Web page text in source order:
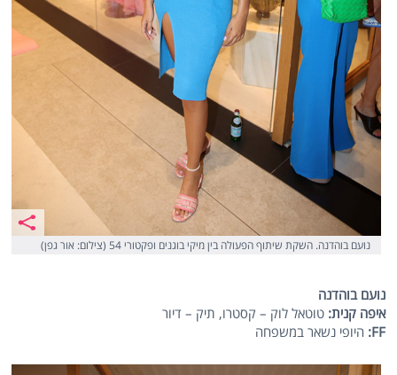
נועם בוהדנה. השקת שיתוף הפעולה בין מיקי בוגנים ופקטורי 54 (צילום: אור גפן)
נועם בוהדנה
איפה קנית:טוטאל לוק – קסטרו, תיק – דיור
FF: היופי נשאר במשפחה